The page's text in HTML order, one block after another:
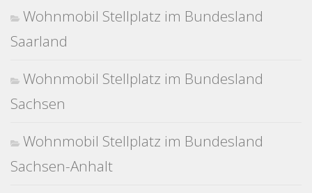
Wohnmobil Stellplatz im Bundesland
Saarland
Wohnmobil Stellplatz im Bundesland
Sachsen
Wohnmobil Stellplatz im Bundesland
Sachsen-Anhalt